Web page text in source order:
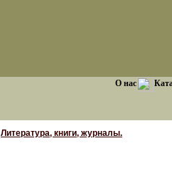
О нас
Литература, книги, журналы.